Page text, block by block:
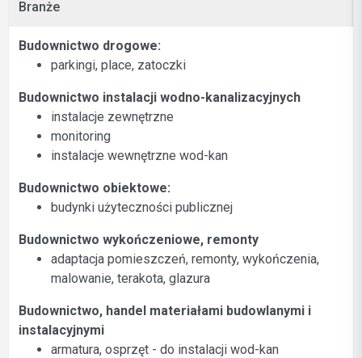
Branże
Budownictwo drogowe:
parkingi, place, zatoczki
Budownictwo instalacji wodno-kanalizacyjnych
instalacje zewnętrzne
monitoring
instalacje wewnętrzne wod-kan
Budownictwo obiektowe:
budynki użyteczności publicznej
Budownictwo wykończeniowe, remonty
adaptacja pomieszczeń, remonty, wykończenia,
malowanie, terakota, glazura
Budownictwo, handel materiałami budowlanymi i
instalacyjnymi
armatura, osprzęt - do instalacji wod-kan